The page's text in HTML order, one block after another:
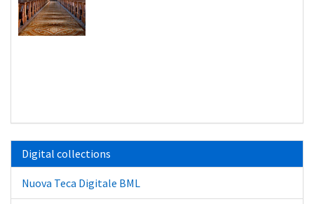
Digital collections
Nuova Teca Digitale BML